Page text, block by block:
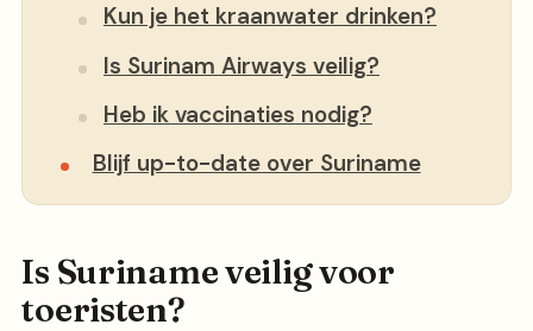
Kun je het kraanwater drinken?
Is Surinam Airways veilig?
Heb ik vaccinaties nodig?
Blijf up-to-date over Suriname
Is Suriname veilig voor
toeristen?